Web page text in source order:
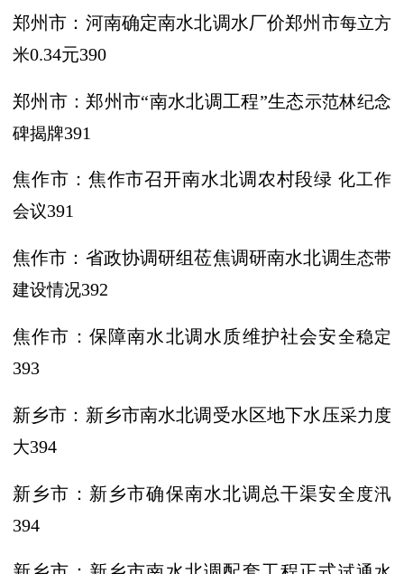
郑州市：河南确定南水北调水厂价郑州市每立方
米0.34元390
郑州市：郑州市“南水北调工程”生态示范林纪念
碑揭牌391
焦作市：焦作市召开南水北调农村段绿 化工作
会议391
焦作市：省政协调研组莅焦调研南水北调生态带
建设情况392
焦作市：保障南水北调水质维护社会安全稳定
393
新乡市：新乡市南水北调受水区地下水压采力度
大394
新乡市：新乡市确保南水北调总干渠安全度汛
394